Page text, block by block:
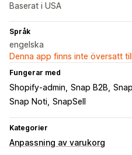
Baserat i USA
Språk
engelska
Denna app finns inte översatt
Fungerar med
Shopify-admin Snap B2B
Snap Noti SnapSell
Kategorier
Anpassning av varukorg